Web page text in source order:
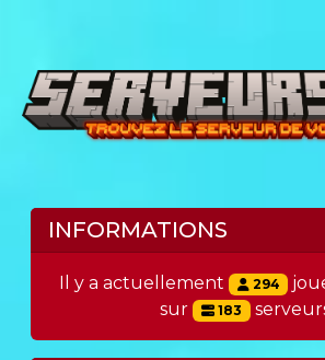
INFORMATIONS
Il y a actuellement 294
sur
183